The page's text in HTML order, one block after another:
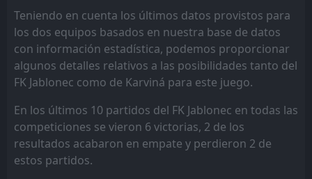
12:00
23 May
Sigma Olomouc
Karviná
4
L
FT
16:00
20
FK Jablonec
Karviná
1
3
W
15:00
May
Sigma Olomouc
3
L
AET
10May
Pardubice
Karviná
1
Teniendo en cuenta los últimos datos provistos para
los dos equipos basados en nuestra base de datos
con información estadística, podemos proporcionar
algunos detalles relativos a las posibilidades tanto del
FK Jablonec como de Karviná para este juego.
En los últimos 10 partidos del FK Jablonec en todas las
competiciones se vieron 6 victorias, 2 de los
resultados acabaron en empate y perdieron 2 de
estos partidos.